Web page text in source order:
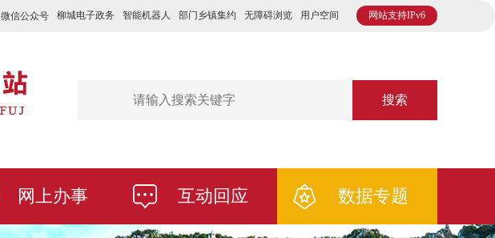
网站支持IPv6
微信公众号 柳城电子政务 智能机器人 部门乡镇集约 无障碍浏览 用户空间
搜索
网上办事 互动回应 数据专题